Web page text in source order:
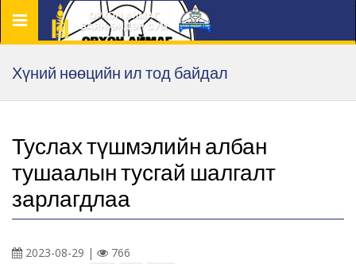
Цэс
Хүний нөөцийн ил тод байдал
Туслах түшмэлийн албан
тушаалын тусгай шалгалт
зарлагдлаа
2023-08-29 |
766